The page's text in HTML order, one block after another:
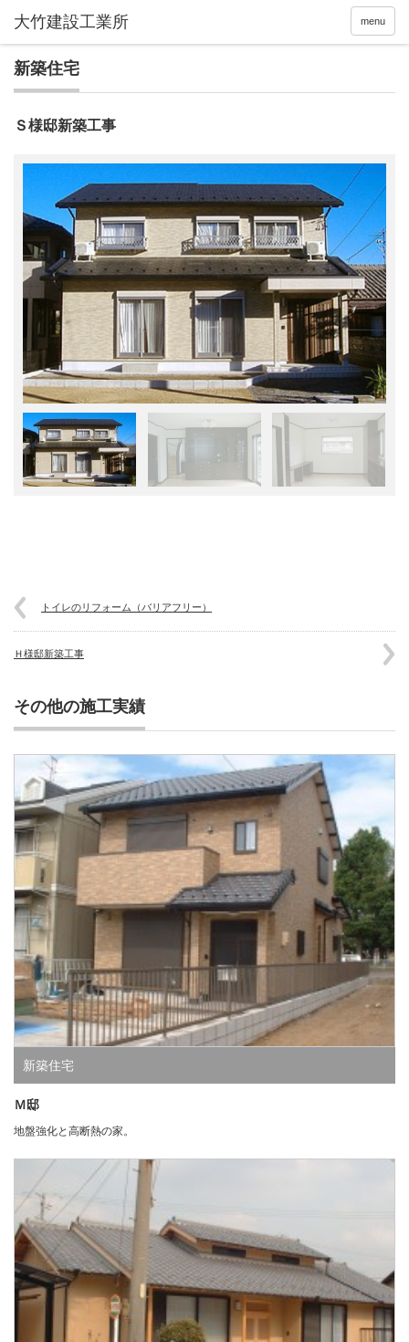
menu
新築住宅
Ｓ様邸新築工事
トイレのリフォーム（バリアフリー）
Ｈ様邸新築工事
その他の施工実績
新築住宅
Ｍ邸
地盤強化と高断熱の家。